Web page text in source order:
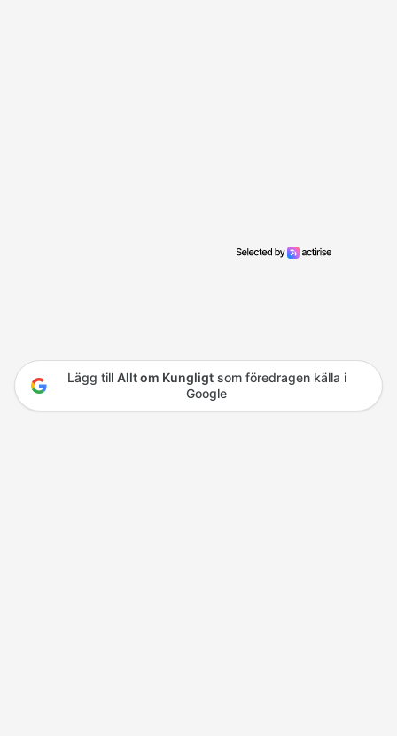
Lägg till Allt om Kungligtsom föredragen källa i
Google